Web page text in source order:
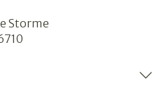
Storme